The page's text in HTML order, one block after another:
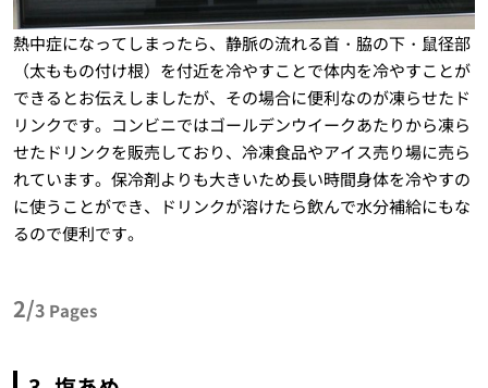
熱中症になってしまったら、静脈の流れる首・脇の下・鼠径部
（太ももの付け根）を付近を冷やすことで体内を冷やすことが
できるとお伝えしましたが、その場合に便利なのが凍らせたド
リンクです。コンビニではゴールデンウイークあたりから凍ら
せたドリンクを販売しており、冷凍食品やアイス売り場に売ら
れています。保冷剤よりも大きいため長い時間身体を冷やすの
に使うことができ、ドリンクが溶けたら飲んで水分補給にもな
るので便利です。
2/3 Pages